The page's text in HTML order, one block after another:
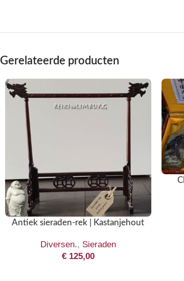
Gerelateerde producten
Antiek sieraden-rek | Kastanjehout
Diversen., Sieraden
€125,00